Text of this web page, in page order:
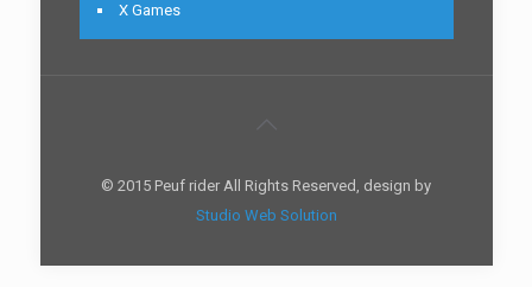
X Games
© 2015 Peuf rider All Rights Reserved, design by
Studio Web Solution